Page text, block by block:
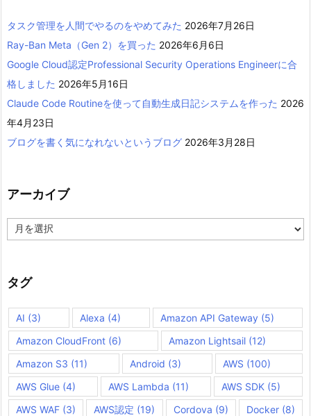
タスク管理を人間でやるのをやめてみた 2026年7月26日
Ray-Ban Meta（Gen 2）を買った 2026年6月6日
Google Cloud認定Professional Security Operations Engineerに合
格しました 2026年5月16日
Claude Code Routineを使って自動生成日記システムを作った 2026
年4月23日
ブログを書く気になれないというブログ 2026年3月28日
アーカイブ
ー
ブ
タグ
AI (3) Alexa (4) Amazon API Gateway (5)
Amazon CloudFront (6) Amazon Lightsail (12)
Amazon S3 (11) Android (3) AWS (100)
AWS Glue (4) AWS Lambda (11) AWS SDK (5)
AWS WAF (3) AWS認定 (19) Cordova (9) Docker(8)